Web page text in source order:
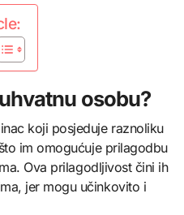
osobu?
koji posjeduje raznoliku
im omogućuje prilagodbu
Ova prilagodljivost čini ih
jer mogu učinkovito i